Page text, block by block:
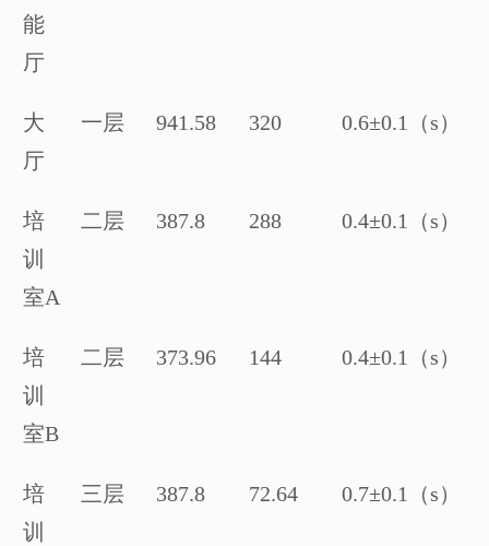
能
厅
大
厅
一层 941.58 320 0.6±0.1 （s）
培
训
室A
二层 387.8 288 0.4±0.1 （s）
培
训
室B
二层 373.96 144 0.4±0.1 （s）
培
训
三层 387.8 72.64 0.7±0.1 （s）